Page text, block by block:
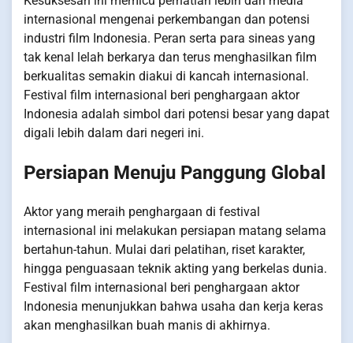
internasional mengenai perkembangan dan potensi
industri film Indonesia. Peran serta para sineas yang
tak kenal lelah berkarya dan terus menghasilkan film
berkualitas semakin diakui di kancah internasional.
Festival film internasional beri penghargaan aktor
Indonesia adalah simbol dari potensi besar yang dapat
digali lebih dalam dari negeri ini.
Persiapan Menuju Panggung Global
Aktor yang meraih penghargaan di festival
internasional ini melakukan persiapan matang selama
bertahun-tahun. Mulai dari pelatihan, riset karakter,
hingga penguasaan teknik akting yang berkelas dunia.
Festival film internasional beri penghargaan aktor
Indonesia menunjukkan bahwa usaha dan kerja keras
akan menghasilkan buah manis di akhirnya.